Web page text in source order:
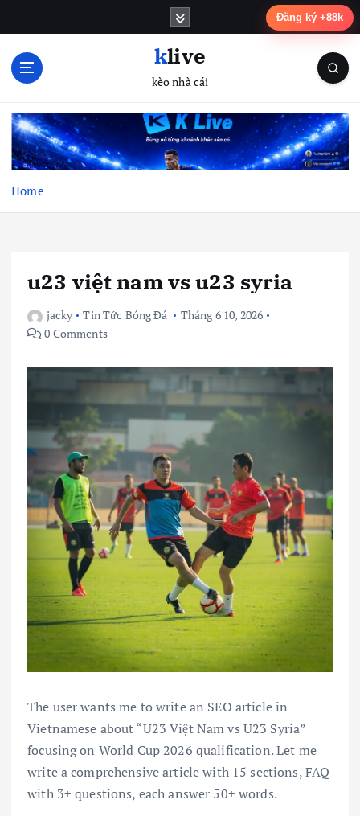
n
klive
kèo nhà cái
Home
u23 việt nam vs u23 syria
jacky Tin Tức Bóng Đá
Tháng 6 10, 2026
0 Comments
The user wants me to write an SEO article in
Vietnamese about “U23 Việt Nam vs U23 Syria”
focusing on World Cup 2026 qualification. Let me
write a comprehensive article with 15 sections, FAQ
with 3+ questions, each answer 50+ words.
Đăng ký +88k